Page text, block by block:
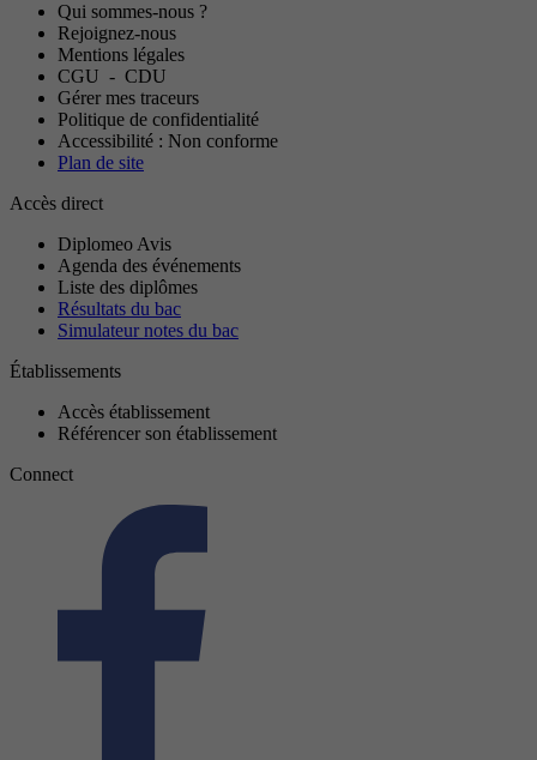
Qui sommes-nous ?
Rejoignez-nous
Mentions légales
CGU - CDU
Gérer mes traceurs
Politique de confidentialité
Accessibilité : Non conforme
Plan de site
Accès direct
Diplomeo Avis
Agenda des événements
Liste des diplômes
Résultats du bac
Simulateur notes du bac
Établissements
Accès établissement
Référencer son établissement
Connect